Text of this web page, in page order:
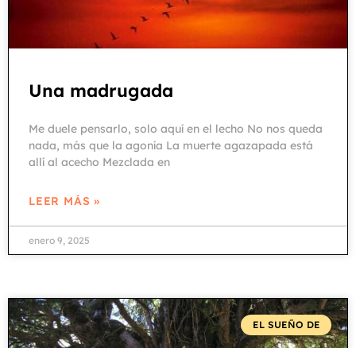
Una madrugada
Me duele pensarlo, solo aquí en el lecho No nos queda
nada, más que la agonía La muerte agazapada está
allí al acecho Mezclada en
LEER MÁS »
enero 9, 2025
EL SUEÑO DE